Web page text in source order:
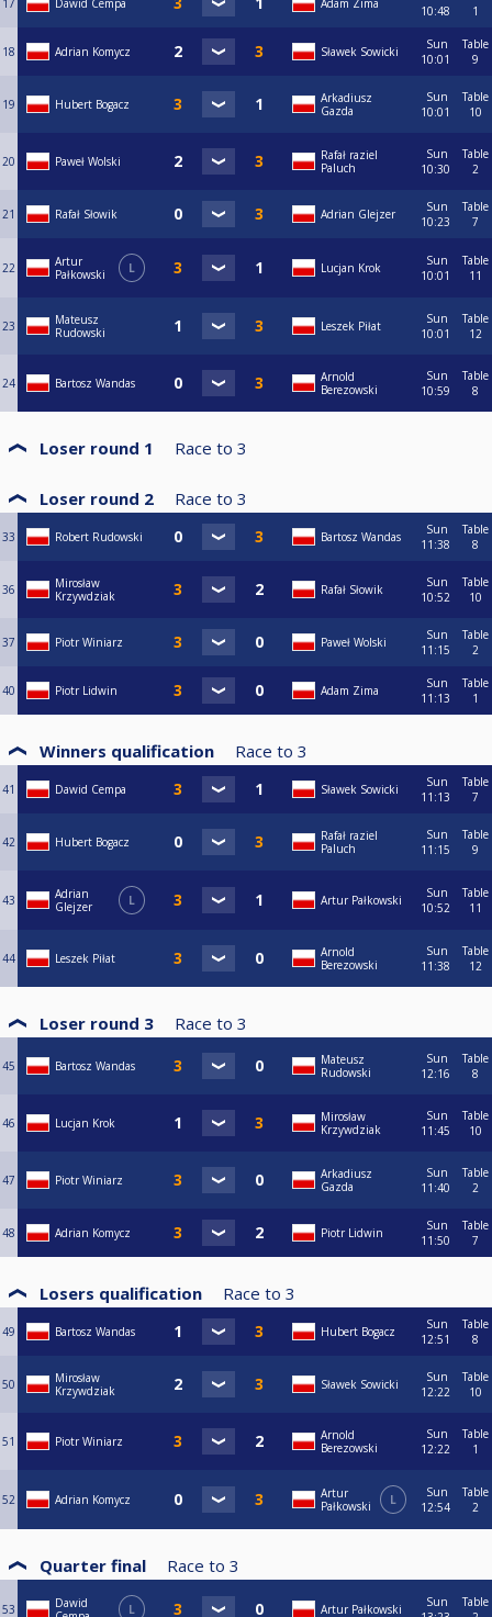
17 Dawid Cempa Adam Zima
10:48
1
18 Adrian Komycz Sławek Sowicki
Sun
10:01
Table
9
19 Hubert Bogacz
Arkadiusz
Gazda
Sun
10:01
Table
10
20 Paweł Wolski
Rafał raziel
Paluch
Sun
10:30
Table
2
21 Rafał Słowik Adrian Glejzer
Sun
10:23
Table
7
22
Artur
Pałkowski
L Lucjan Krok
Sun
10:01
Table
11
23
Mateusz
Rudowski
Leszek Piłat
Sun
10:01
Table
12
24 Bartosz Wandas
Arnold
Berezowski
Sun
10:59
Table
8
Loser round 1 Race to 3
Loser round 2 Race to 3
33 Robert Rudowski Bartosz Wandas
Sun
11:38
Table
8
36
Mirosław
Krzywdziak
Rafał Słowik
Sun
10:52
Table
10
37 Piotr Winiarz Paweł Wolski
Sun
11:15
Table
2
40 Piotr Lidwin Adam Zima
Sun
11:13
Table
1
Winners qualification Race to 3
41 Dawid Cempa Sławek Sowicki
Sun
11:13
Table
7
42 Hubert Bogacz
Rafał raziel
Paluch
Sun
11:15
Table
9
43
Adrian
Glejzer
L Artur Pałkowski
Sun
10:52
Table
11
44 Leszek Piłat
Arnold
Berezowski
Sun
11:38
Table
12
Loser round 3 Race to 3
45 Bartosz Wandas
Mateusz
Rudowski
Sun
12:16
Table
8
46 Lucjan Krok
Mirosław
Krzywdziak
Sun
11:45
Table
10
47 Piotr Winiarz
Arkadiusz
Gazda
Sun
11:40
Table
2
48 Adrian Komycz Piotr Lidwin
Sun
11:50
Table
7
Losers qualification Race to 3
49 Bartosz Wandas Hubert Bogacz
Sun
12:51
Table
8
50
Mirosław
Krzywdziak
Sławek Sowicki
Sun
12:22
Table
10
51 Piotr Winiarz
Arnold
Berezowski
Sun
12:22
Table
1
52 Adrian Komycz
Artur
Pałkowski
L
Sun
12:54
Table
2
Quarter final Race to 3
53
Dawid
L Artur Pałkowski
Sun
Table